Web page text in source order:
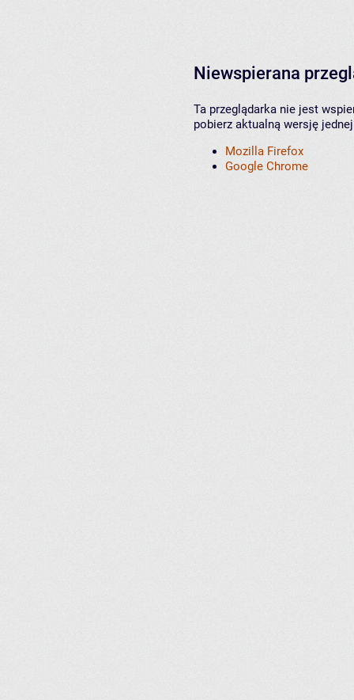
Niewspierana
Ta przeglądarka nie jest
pobierz aktualną wersję
Mozilla Firefox
Google Chrome